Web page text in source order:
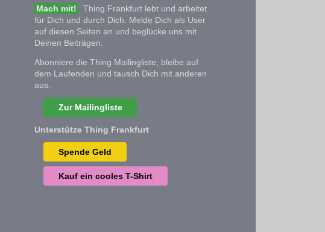
Mach mit!
Thing Frankfurt lebt und arbeitet
für Dich und durch Dich. Melde Dich als User
auf diesen Seiten an und beglücke uns mit
Deinen Beiträgen.
Abonniere die Thing Mailingliste, bleibe auf
dem Laufenden und tausch Dich mit anderen
aus.
Zur Mailingliste
Unterstütze Thing Frankfurt
Spende Geld
Kauf ein cooles T-Shirt